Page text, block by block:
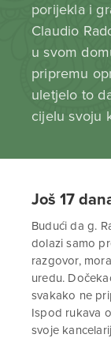
porijekla i
Claudio
u svom
pripremu
uletjelo to
cijelu svoju
Još 17
Budući da g.
dolazi samo
razgovor,
uredu.
svakako ne
Ispod rukava
svoje